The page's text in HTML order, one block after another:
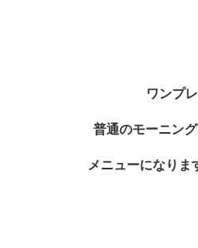
ワンプ
普通のモーニン
メニューになり